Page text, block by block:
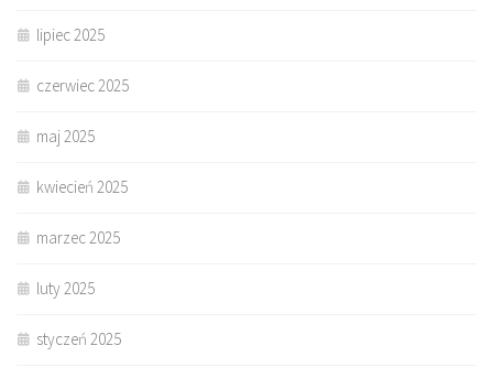
lipiec 2025
czerwiec 2025
maj 2025
kwiecień 2025
marzec 2025
luty 2025
styczeń 2025